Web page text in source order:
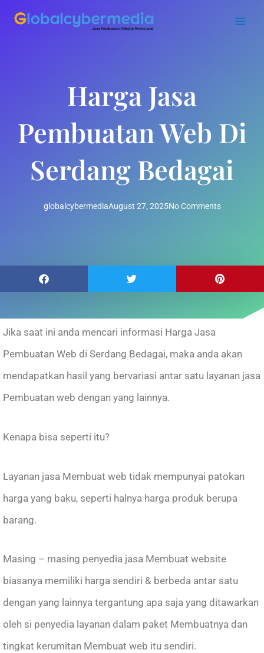
Harga Jasa
Pembuatan Web Di
Serdang Bedagai
globalcybermediaAugust 27, 2025No Comments
Jika saat ini anda mencari informasi Harga Jasa
Pembuatan Web di Serdang Bedagai, maka anda akan
mendapatkan hasil yang bervariasi antar satu layanan jasa
Pembuatan web dengan yang lainnya.
Kenapa bisa seperti itu?
Layanan jasa Membuat web tidak mempunyai patokan
harga yang baku, seperti halnya harga produk berupa
barang.
Masing – masing penyedia jasa Membuat website
biasanya memiliki harga sendiri & berbeda antar satu
dengan yang lainnya tergantung apa saja yang ditawarkan
oleh si penyedia layanan dalam paket Membuatnya dan
tingkat kerumitan Membuat web itu sendiri.